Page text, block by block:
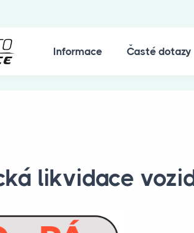
Informace Časté dotazy
likvidace